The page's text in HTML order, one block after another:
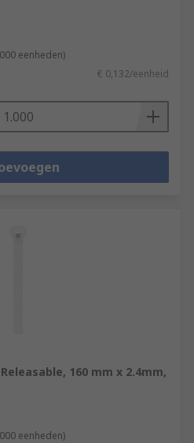
eenheden)
€ 0,132/eenheid
160 mm x 2.4mm,
eenheden)